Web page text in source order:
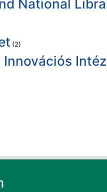
National
(2)